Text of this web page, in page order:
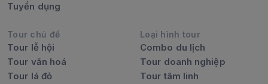
Tuyển dụng
Tour chủ đề
Tour lễ hội
Tour văn hoá
Tour lá đỏ
Loại hình tour
Combo du lịch
Tour doanh nghiệp
Tour tâm linh